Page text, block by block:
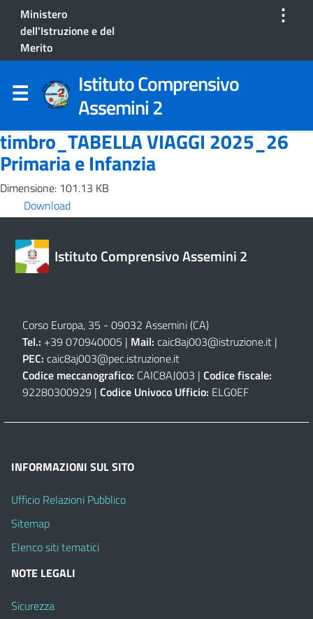
Ministero
dell'Istruzione e del
Merito
⋮
Istituto Comprensivo
Assemini 2
timbro_TABELLA VIAGGI 2025_26
Primaria e Infanzia
Dimensione: 101.13 KB
Download
Istituto Comprensivo Assemini 2
Corso Europa, 35 - 09032 Assemini (CA)
Tel.: +39 070940005 | Mail: caic8aj003@istruzione.it |
PEC: caic8aj003@pec.istruzione.it
Codice meccanografico: CAIC8AJ003 | Codice fiscale:
92280300929 | Codice Univoco Ufficio: ELG0EF
INFORMAZIONI SUL SITO
Ufficio Relazioni Pubblico
Sitemap
Elenco siti tematici
NOTE LEGALI
Sicurezza